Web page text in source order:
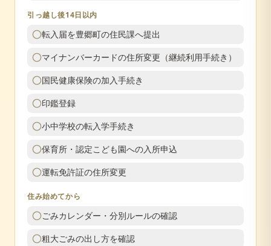
引っ越し後14日以内
転入届を豊郷町の住民課へ提出
マイナンバーカードの住所変更（継続利用手続き）
国民健康保険の加入手続き
印鑑登録
小中学校の転入学手続き
保育所・認定こども園への入所申込
運転免許証の住所変更
住み始めてから
ごみカレンダー・分別ルールの確認
粗大ごみの出し方を確認